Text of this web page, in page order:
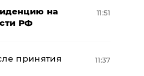
на
РФ
11:51
принятия
11:37